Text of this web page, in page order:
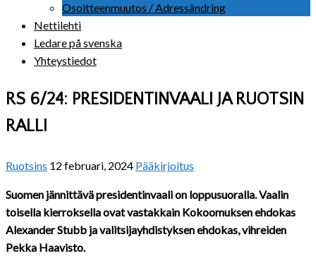
Osoitteenmuutos / Adressändring
Nettilehti
Ledare på svenska
Yhteystiedot
RS 6/24: PRESIDENTINVAALI JA RUOTSIN
RALLI
Ruotsins 12 februari, 2024 Pääkirjoitus
Suomen jännittävä presidentinvaali on loppusuoralla. Vaalin
toisella kierroksella ovat vastakkain Kokoomuksen ehdokas
Alexander Stubb ja valitsijayhdistyksen ehdokas, vihreiden
Pekka Haavisto.